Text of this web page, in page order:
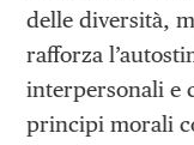
delle diversità,
rafforza
interpersonali e
principi morali